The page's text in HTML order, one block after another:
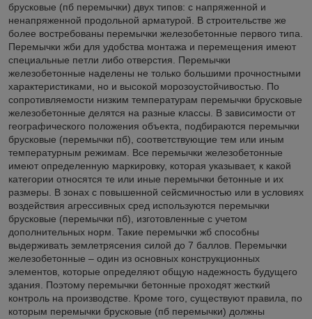
брусковые (пб перемычки) двух типов: с напряженной и
ненапряженной продольной арматурой. В строительстве же
более востребованы перемычки железобетонные первого типа.
Перемычки жби для удобства монтажа и перемещения имеют
специальные петли либо отверстия. Перемычки
железобетонные наделены не только большими прочностными
характеристиками, но и высокой морозоустойчивостью. По
сопротивляемости низким температурам перемычки брусковые
железобетонные делятся на разные классы. В зависимости от
географического положения объекта, подбираются перемычки
брусковые (перемычки пб), соответствующие тем или иным
температурным режимам. Все перемычки железобетонные
имеют определенную маркировку, которая указывает, к какой
категории относятся те или иные перемычки бетонные и их
размеры. В зонах с повышенной сейсмичностью или в условиях
воздействия агрессивных сред используются перемычки
брусковые (перемычки пб), изготовленные с учетом
дополнительных норм. Такие перемычки жб способны
выдерживать землетрясения силой до 7 баллов. Перемычки
железобетонные – один из основных конструкционных
элементов, которые определяют общую надежность будущего
здания. Поэтому перемычки бетонные проходят жесткий
контроль на производстве. Кроме того, существуют правила, по
которым перемычки брусковые (пб перемычки) должны